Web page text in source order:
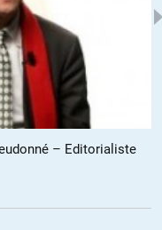
tendant vers
en lui-même.
le point 3 qui est
pure spéculation.
djiadiste armé d’un
– Editorialiste